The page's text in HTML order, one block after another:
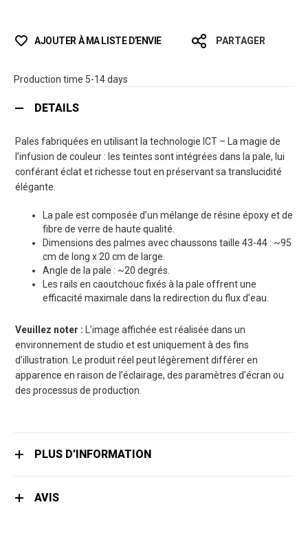
AJOUTER À MA LISTE D’ENVIE PARTAGER
Production time 5-14 days
DETAILS
Pales fabriquées en utilisant la technologie ICT – La magie de
l’infusion de couleur : les teintes sont intégrées dans la pale, lui
conférant éclat et richesse tout en préservant sa translucidité
élégante.
La pale est composée d’un mélange de résine époxy et de
fibre de verre de haute qualité.
Dimensions des palmes avec chaussons taille 43-44 : ~95
cm de long x 20 cm de large.
Angle de la pale : ~20 degrés.
Les rails en caoutchouc fixés à la pale offrent une
efficacité maximale dans la redirection du flux d’eau.
Veuillez noter : L’image affichée est réalisée dans un
environnement de studio et est uniquement à des fins
d’illustration. Le produit réel peut légèrement différer en
apparence en raison de l’éclairage, des paramètres d’écran ou
des processus de production.
PLUS D’INFORMATION
AVIS